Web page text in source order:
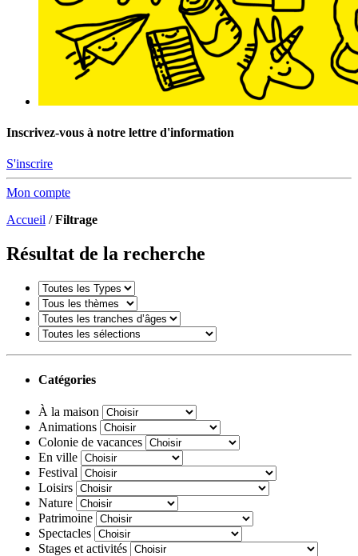
Inscrivez-vous à notre lettre d'information
S'inscrire
Mon compte
Accueil /Filtrage
Résultat de la recherche
Catégories
À la maison
Animations
Colonie de vacances
En ville
Festival
Loisirs
Nature
Patrimoine
Spectacles
Stages et activités